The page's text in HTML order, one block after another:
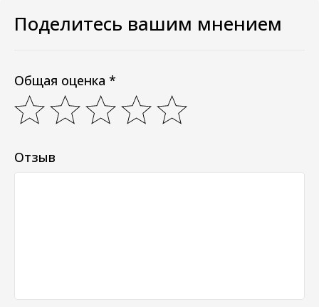
Поделитесь вашим мнением
Общая оценка *
Отзыв